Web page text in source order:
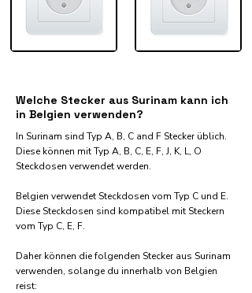
Welche Stecker aus Surinam kann ich
in Belgien verwenden?
In Surinam sind Typ A, B, C and F Stecker üblich.
Diese können mit Typ A, B, C, E, F, J, K, L, O
Steckdosen verwendet werden.
Belgien verwendet Steckdosen vom Typ C und E.
Diese Steckdosen sind kompatibel mit Steckern
vom Typ C, E, F.
Daher können die folgenden Stecker aus Surinam
verwenden, solange du innerhalb von Belgien
reist:​